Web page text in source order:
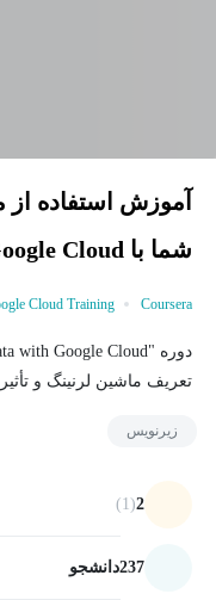
آموزش استفاده از
شما با Google Cloud
Coursera
Cloud Training
تعریف ماشین لرنینگ و
زیرنویس
2
(1)
237دانشجو